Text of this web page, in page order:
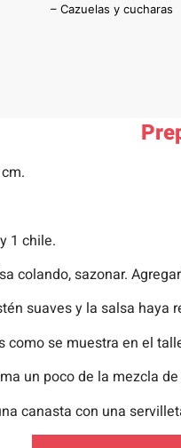
– Cazuelas y cucharas
1 chile.
colando, sazonar.
suaves y la salsa haya
se muestra en el
un poco de la mezcla
canasta con una